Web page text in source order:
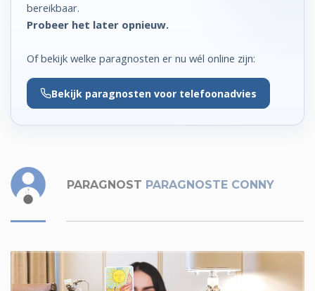
bereikbaar.
Probeer het later opnieuw.
Of bekijk welke paragnosten er nu wél online zijn:
Bekijk paragnosten voor telefoonadvies
PARAGNOST PARAGNOSTE CONNY